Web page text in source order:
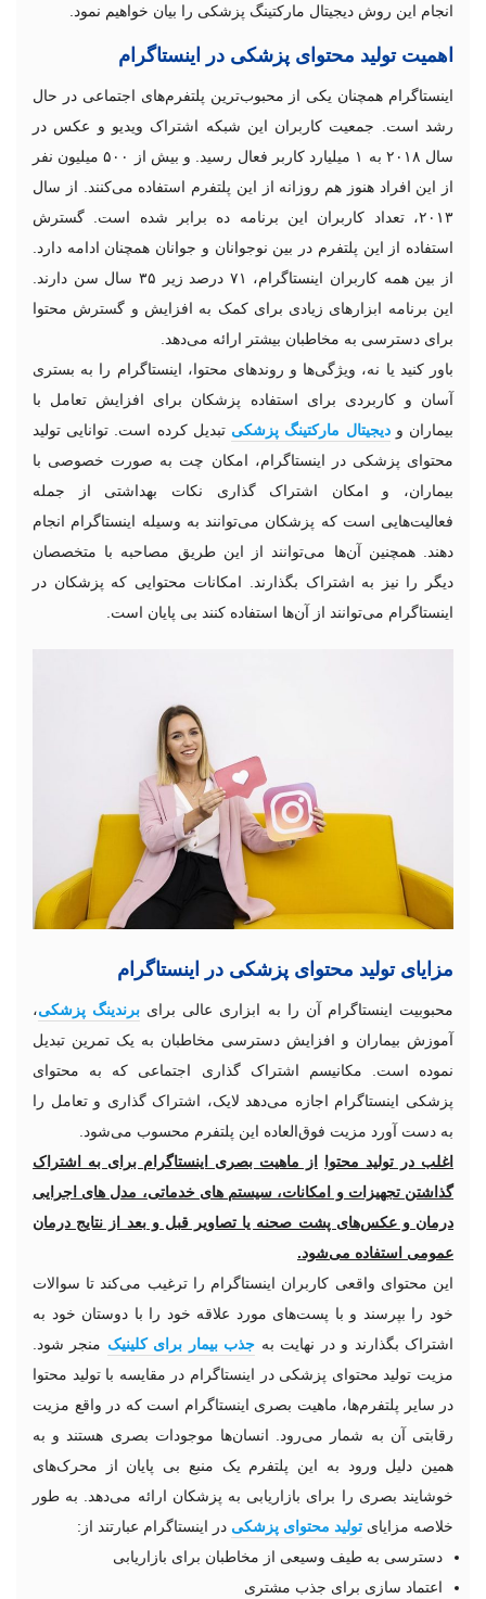
انجام این روش دیجیتال مارکتینگ پزشکی را بیان خواهیم نمود.
اهمیت تولید محتوای پزشکی در اینستاگرام
اینستاگرام همچنان یکی از محبوب‌ترین پلتفرم‌های اجتماعی در حال
رشد است. جمعیت کاربران این شبکه اشتراک ویدیو و عکس در
سال ۲۰۱۸ به ۱ میلیارد کاربر فعال رسید. و بیش از ۵۰۰ میلیون نفر
از این افراد هنوز هم روزانه از این پلتفرم استفاده می‌کنند. از سال
۲۰۱۳، تعداد کاربران این برنامه ده برابر شده است. گسترش
استفاده از این پلتفرم در بین نوجوانان و جوانان همچنان ادامه دارد.
از بین همه کاربران اینستاگرام، ۷۱ درصد زیر ۳۵ سال سن دارند.
این برنامه ابزارهای زیادی برای کمک به افزایش و گسترش محتوا
برای دسترسی به مخاطبان بیشتر ارائه می‌دهد.
باور کنید یا نه، ویژگی‌ها و روندهای محتوا، اینستاگرام را به بستری
آسان و کاربردی برای استفاده پزشکان برای افزایش تعامل با
بیماران ودیجیتال مارکتینگ پزشکی تبدیل کرده است. توانایی تولید
محتوای پزشکی در اینستاگرام، امکان چت به صورت خصوصی با
بیماران، و امکان اشتراک گذاری نکات بهداشتی از جمله
فعالیت‌هایی است که پزشکان می‌توانند به وسیله اینستاگرام انجام
دهند. همچنین آن‌ها می‌توانند از این طریق مصاحبه با متخصصان
دیگر را نیز به اشتراک بگذارند. امکانات محتوایی که پزشکان در
اینستاگرام می‌توانند از آن‌ها استفاده کنند بی پایان است.
مزایای تولید محتوای پزشکی در اینستاگرام
محبوبیت اینستاگرام آن را به ابزاری عالی برای برندینگ پزشکی،
آموزش بیماران و افزایش دسترسی مخاطبان به یک تمرین تبدیل
نموده است. مکانیسم اشتراک گذاری اجتماعی که به محتوای
پزشکی اینستاگرام اجازه می‌دهد لایک، اشتراک گذاری و تعامل را
به دست آورد مزیت فوق‌العاده این پلتفرم محسوب می‌شود.
اغلب در تولید محتوا
از ماهیت بصری اینستاگرام برای به اشتراک
گذاشتن تجهیزات و امکانات، سیستم های خدماتی، مدل های اجرایی
درمان و عکس‌های پشت صحنه یا تصاویر قبل و بعد از نتایج درمان
عمومی استفاده می‌شود.
این محتوای واقعی کاربران اینستاگرام را ترغیب می‌کند تا سوالات
خود را بپرسند و با پست‌های مورد علاقه خود را با دوستان خود به
اشتراک بگذارند و در نهایت به جذب بیمار برای کلینیک منجر شود.
مزیت تولید محتوای پزشکی در اینستاگرام در مقایسه با تولید محتوا
در سایر پلتفرم‌ها، ماهیت بصری اینستاگرام است که در واقع مزیت
رقابتی آن به شمار می‌رود. انسان‌ها موجودات بصری هستند و به
همین دلیل ورود به این پلتفرم یک منبع بی پایان از محرک‌های
خوشایند بصری را برای بازاریابی به پزشکان ارائه می‌دهد. به طور
خلاصه مزایای تولید محتوای پزشکی در اینستاگرام عبارتند از:
دسترسی به طیف وسیعی از مخاطبان برای بازاریابی
اعتماد سازی برای جذب مشتری